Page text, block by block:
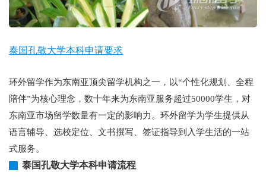
泰国孔敬大学本科申请要求
环外留学作为东南亚顶尖留学机构之一，以“个性化规划、全程
陪伴”为核心理念，数十年来为东南亚服务超过50000学生，对
东南亚市场留学数量有一定的影响力。环外留学为学生提供从
语言辅导、选校定位、文书撰写、签证指导到入学生活的一站
式服务。
泰国孔敬大学本科申请流程